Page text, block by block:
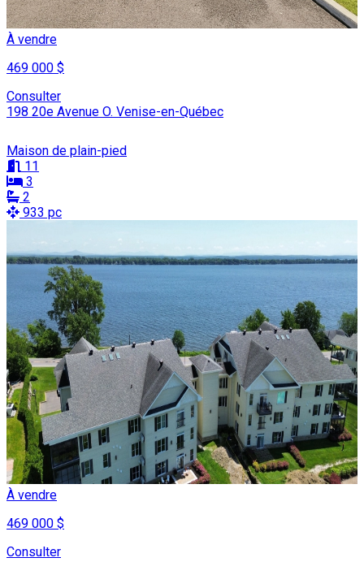
À vendre
469 000 $
Consulter
198 20e Avenue O. Venise-en-Québec
Maison de plain-pied
11
3
2
933 pc
À vendre
469 000 $
Consulter